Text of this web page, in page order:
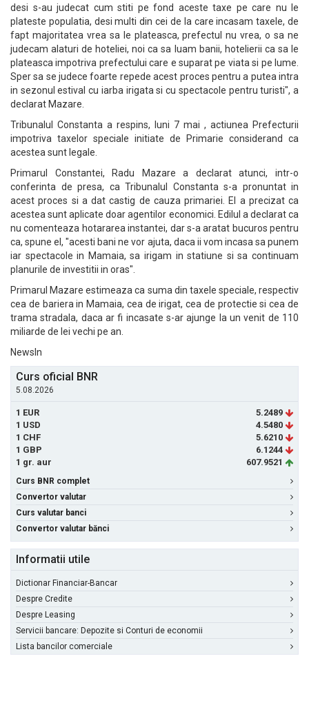
desi s-au judecat cum stiti pe fond aceste taxe pe care nu le
plateste populatia, desi multi din cei de la care incasam taxele, de
fapt majoritatea vrea sa le plateasca, prefectul nu vrea, o sa ne
judecam alaturi de hoteliei, noi ca sa luam banii, hotelierii ca sa le
plateasca impotriva prefectului care e suparat pe viata si pe lume.
Sper sa se judece foarte repede acest proces pentru a putea intra
in sezonul estival cu iarba irigata si cu spectacole pentru turisti", a
declarat Mazare.
Tribunalul Constanta a respins, luni 7 mai , actiunea Prefecturii
impotriva taxelor speciale initiate de Primarie considerand ca
acestea sunt legale.
Primarul Constantei, Radu Mazare a declarat atunci, intr-o
conferinta de presa, ca Tribunalul Constanta s-a pronuntat in
acest proces si a dat castig de cauza primariei. El a precizat ca
acestea sunt aplicate doar agentilor economici. Edilul a declarat ca
nu comenteaza hotararea instantei, dar s-a aratat bucuros pentru
ca, spune el, "acesti bani ne vor ajuta, daca ii vom incasa sa punem
iar spectacole in Mamaia, sa irigam in statiune si sa continuam
planurile de investitii in oras".
Primarul Mazare estimeaza ca suma din taxele speciale, respectiv
cea de bariera in Mamaia, cea de irigat, cea de protectie si cea de
trama stradala, daca ar fi incasate s-ar ajunge la un venit de 110
miliarde de lei vechi pe an.
NewsIn
Curs oficial BNR
5.08.2026
1 EUR
5.2489
1 USD
4.5480
1 CHF
5.6210
1 GBP
6.1244
1 gr. aur
607.9521
Curs BNR complet
Convertor valutar
Curs valutar banci
Convertor valutar bănci
Informatii utile
Dictionar Financiar-Bancar
Despre Credite
Despre Leasing
Servicii bancare: Depozite si Conturi de economii
Lista bancilor comerciale